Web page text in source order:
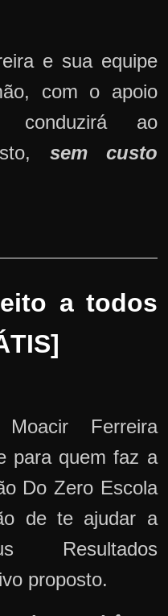
e sua equipe
com o apoio
ao
sem custo
a todos
Ferreira
para quem faz a
Do Zero Escola
de te ajudar a
Resultados
proposto.